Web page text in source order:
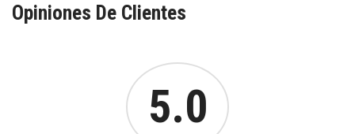
Opiniones De Clientes
5.0